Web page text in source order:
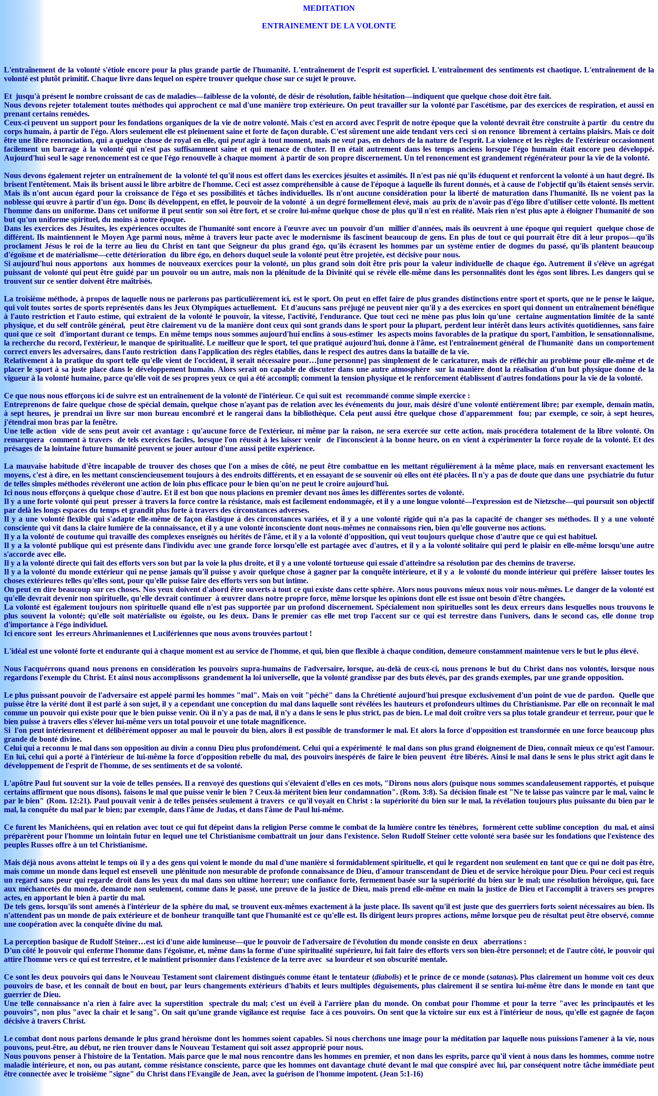
MEDITATION
ENTRAINEMENT DE LA VOLONTE
L'entraînement de la volonté s'étiole encore pour la plus grande partie de l'humanité. L'entraînement de l'esprit est superficiel. L'entraînement des sentiments est chaotique. L'entraînement de la
volonté est plutôt primitif. Chaque livre dans lequel on espère trouver quelque chose sur ce sujet le prouve.
Et jusqu'à présent le nombre croissant de cas de maladies—faiblesse de la volonté, de désir de résolution, faible hésitation—indiquent que quelque chose doit être fait.
Nous devons rejeter totalement toutes méthodes qui approchent ce mal d'une manière trop extérieure. On peut travailler sur la volonté par l'ascétisme, par des exercices de respiration, et aussi en
prenant certains remèdes.
Ceux-ci peuvent un support pour les fondations organiques de la vie de notre volonté. Mais c'est en accord avec l'esprit de notre époque que la volonté devrait être construite à partir du centre du
corps humain, à partir de l'égo. Alors seulement elle est pleinement saine et forte de façon durable. C'est sûrement une aide tendant vers ceci si on renonce librement à certains plaisirs. Mais ce doit
être une libre renonciation, qui a quelque chose de royal en elle, qui peutagir à tout moment, mais neveutpas, en dehors de la nature de l'esprit. La violence et les règles de l'extérieur occasionnent
facilement un barrage à la volonté qui n'est pas suffisamment saine et qui menace de chuter. Il en était autrement dans les temps anciens lorsque l'égo humain était encore peu développé.
Aujourd'hui seul le sage renoncement est ce que l'égo renouvelle à chaque moment à partir de son propre discernement. Un tel renoncement est grandement régénérateur pour la vie de la volonté.
Nous devons également rejeter un entraînement de la volonté tel qu'il nous est offert dans les exercices jésuites et assimilés. Il n'est pas nié qu'ils éduquent et renforcent la volonté à un haut degré. Ils
brisent l'entêtement. Mais ils brisent aussi le libre arbitre de l'homme. Ceci est assez compréhensible à cause de l'époque à laquelle ils furent donnés, et à cause de l'objectif qu'ils étaient sensés servir.
Mais ils n'ont aucun égard pour la croissance de l'égo et ses possibilités et tâches individuelles. Ils n'ont aucune considération pour la liberté de maturation dans l'humanité. Ils ne voient pas la
noblesse qui œuvre à partir d'un égo. Donc ils développent, en effet, le pouvoir de la volonté à un degré formellement élevé, mais au prix de n'avoir pas d'égo libre d'utiliser cette volonté. Ils mettent
l'homme dans un uniforme. Dans cet uniforme il peut sentir son soi être fort, et se croire lui-même quelque chose de plus qu'il n'est en réalité. Mais rien n'est plus apte à éloigner l'humanité de son
but qu'un uniforme spirituel, du moins à notre époque.
Dans les exercices des Jésuites, les expériences occultes de l'humanité sont encore à l'œuvre avec un pouvoir d'un millier d'années, mais ils oeuvrent à une époque qui requiert quelque chose de
différent. Ils maintiennent le Moyen Age parmi nous, même à travers leur pacte avec le modernisme ils fascinent beaucoup de gens. En plus de tout ce qui pourrait être dit à leur propos—qu'ils
proclament Jésus le roi de la terre au lieu du Christ en tant que Seigneur du plus grand égo, qu'ils écrasent les hommes par un système entier de dogmes du passé, qu'ils plantent beaucoup
d'égoïsme et de matérialisme—cette détérioration du libre égo, en dehors duquel seule la volonté peut être projetée, est décisive pour nous.
Si aujourd'hui nous apportons aux hommes de nouveaux exercices pour la volonté, un plus grand soin doit être pris pour la valeur individuelle de chaque égo. Autrement il s'élève un agrégat
puissant de volonté qui peut être guidé par un pouvoir ou un autre, mais non la plénitude de la Divinité qui se révèle elle-même dans les personnalités dont les égos sont libres. Les dangers qui se
trouvent sur ce sentier doivent être maîtrisés.
La troisième méthode, à propos de laquelle nous ne parlerons pas particulièrement ici, est le sport. On peut en effet faire de plus grandes distinctions entre sport et sports, que ne le pense le laïque,
qui voit toutes sortes de sports représentés dans les Jeux Olympiques actuellement. Et d'aucuns sans préjugé ne peuvent nier qu'il y a des exercices en sport qui donnent un entraînement bénéfique
à l'auto restriction et l'auto estime, qui extraient de la volonté le pouvoir, la vitesse, l'activité, l'endurance. Que tout ceci ne mène pas plus loin qu'une certaine augmentation limitée de la santé
physique, et du self contrôle général, peut être clairement vu de la manière dont ceux qui sont grands dans le sport pour la plupart, perdent leur intérêt dans leurs activités quotidiennes, sans faire
quoi que ce soit d'important durant ce temps. En même temps nous sommes aujourd'hui enclins à sous-estimer les aspects moins favorables de la pratique du sport, l'ambition, le sensationnalisme,
la recherche du record, l'extérieur, le manque de spiritualité. Le meilleur que le sport, tel que pratiqué aujourd'hui, donne à l'âme, est l'entraînement général de l'humanité dans un comportement
correct envers les adversaires, dans l'auto restriction dans l'application des règles établies, dans le respect des autres dans la bataille de la vie.
Relativement à la pratique du sport telle qu'elle vient de l'occident, il serait nécessaire pour…[une personne] pas simplement de le caricaturer, mais de réfléchir au problème pour elle-même et de
placer le sport à sa juste place dans le développement humain. Alors serait on capable de discuter dans une autre atmosphère sur la manière dont la réalisation d'un but physique donne de la
vigueur à la volonté humaine, parce qu'elle voit de ses propres yeux ce qui a été accompli; comment la tension physique et le renforcement établissent d'autres fondations pour la vie de la volonté.
Ce que nous nous efforçons ici de suivre est un entraînement de la volonté de l'intérieur. Ce qui suit est recommandé comme simple exercice :
Entreprenons de faire quelque chose de spécial demain, quelque chose n'ayant pas de relation avec les événements du jour, mais désiré d'une volonté entièrement libre; par exemple, demain matin,
à sept heures, je prendrai un livre sur mon bureau encombré et le rangerai dans la bibliothèque. Cela peut aussi être quelque chose d'apparemment fou; par exemple, ce soir, à sept heures,
j'étendrai mon bras par la fenêtre.
Une telle action vide de sens peut avoir cet avantage : qu'aucune force de l'extérieur, ni même par la raison, ne sera exercée sur cette action, mais procédera totalement de la libre volonté. On
remarquera comment à travers de tels exercices faciles, lorsque l'on réussit à les laisser venir de l'inconscient à la bonne heure, on en vient à expérimenter la force royale de la volonté. Et des
présages de la lointaine future humanité peuvent se jouer autour d'une aussi petite expérience.
La mauvaise habitude d'être incapable de trouver des choses que l'on a mises de côté, ne peut être combattue en les mettant régulièrement à la même place, mais en renversant exactement les
moyens, c'est à dire, en les mettant consciencieusement toujours à des endroits différents, et en essayant de se souvenir où elles ont été placées. Il n'y a pas de doute que dans une psychiatrie du futur
de telles simples méthodes révéleront une action de loin plus efficace pour le bien qu'on ne peut le croire aujourd'hui.
Ici nous nous efforçons à quelque chose d'autre. Et il est bon que nous placions en premier devant nos âmes les différentes sortes de volonté.
Il y a une forte volonté qui peut presser à travers la force contre la résistance, mais est facilement endommagée, et il y a une longue volonté—l'expression est de Nietzsche—qui poursuit son objectif
par delà les longs espaces du temps et grandit plus forte à travers des circonstances adverses.
Il y a une volonté flexible qui s'adapte elle-même de façon élastique à des circonstances variées, et il y a une volonté rigide qui n'a pas la capacité de changer ses méthodes. Il y a une volonté
consciente qui vit dans la claire lumière de la connaissance, et il y a une volonté inconsciente dont nous-mêmes ne connaissons rien, bien qu'elle gouverne nos actions.
Il y a la volonté de coutume qui travaille des complexes enseignés ou hérités de l'âme, et il y a la volonté d'opposition, qui veut toujours quelque chose d'autre que ce qui est habituel.
Il y a la volonté publique qui est présente dans l'individu avec une grande force lorsqu'elle est partagée avec d'autres, et il y a la volonté solitaire qui perd le plaisir en elle-même lorsqu'une autre
s'accorde avec elle.
Il y a la volonté directe qui fait des efforts vers son but par la voie la plus droite, et il y a une volonté tortueuse qui essaie d'atteindre sa résolution par des chemins de traverse.
Il y a la volonté du monde extérieur qui ne pense jamais qu'il puisse y avoir quelque chose à gagner par la conquête intérieure, et il y a le volonté du monde intérieur qui préfère laisser toutes les
choses extérieures telles qu'elles sont, pour qu'elle puisse faire des efforts vers son but intime.
On peut en dire beaucoup sur ces choses. Nos yeux doivent d'abord être ouverts à tout ce qui existe dans cette sphère. Alors nous pouvons mieux nous voir nous-mêmes. Le danger de la volonté est
qu'elle devrait devenir non spirituelle, qu'elle devrait continuer à œuvrer dans notre propre force, même lorsque les opinions dont elle est issue ont besoin d'être changées.
La volonté est également toujours non spirituelle quand elle n'est pas supportée par un profond discernement. Spécialement non spirituelles sont les deux erreurs dans lesquelles nous trouvons le
plus souvent la volonté; qu'elle soit matérialiste ou égoïste, ou les deux. Dans le premier cas elle met trop l'accent sur ce qui est terrestre dans l'univers, dans le second cas, elle donne trop
d'importance à l'égo individuel.
Ici encore sont les erreurs Ahrimaniennes et Lucifériennes que nous avons trouvées partout !
L'idéal est une volonté forte et endurante qui à chaque moment est au service de l'homme, et qui, bien que flexible à chaque condition, demeure constamment maintenue vers le but le plus élevé.
Nous l'acquérrons quand nous prenons en considération les pouvoirs supra-humains de l'adversaire, lorsque, au-delà de ceux-ci, nous prenons le but du Christ dans nos volontés, lorsque nous
regardons l'exemple du Christ. Et ainsi nous accomplissons grandement la loi universelle, que la volonté grandisse par des buts élevés, par des grands exemples, par une grande opposition.
Le plus puissant pouvoir de l'adversaire est appelé parmi les hommes "mal". Mais on voit "péché" dans la Chrétienté aujourd'hui presque exclusivement d'un point de vue de pardon. Quelle que
puisse être la vérité dont il est parlé à son sujet, il y a cependant une conception du mal dans laquelle sont révélées les hauteurs et profondeurs ultimes du Christianisme. Par elle on reconnaît le mal
comme un pouvoir qui existe pour que le bien puisse venir. Où il n'y a pas de mal, il n'y a dans le sens le plus strict, pas de bien. Le mal doit croître vers sa plus totale grandeur et terreur, pour que le
bien puisse à travers elles s'élever lui-même vers un total pouvoir et une totale magnificence.
Si l'on peut intérieurement et délibérément opposer au mal le pouvoir du bien, alors il est possible de transformer le mal. Et alors la force d'opposition est transformée en une force beaucoup plus
grande de bonté divine.
Celui qui a reconnu le mal dans son opposition au divin a connu Dieu plus profondément. Celui qui a expérimenté le mal dans son plus grand éloignement de Dieu, connaît mieux ce qu'est l'amour.
En lui, celui qui a porté à l'intérieur de lui-même la force d'opposition rebelle du mal, des pouvoirs inespérés de faire le bien peuvent être libérés. Ainsi le mal dans le sens le plus strict agit dans le
développement de l'esprit de l'homme, de ses sentiments et de sa volonté.
L'apôtre Paul fut souvent sur la voie de telles pensées. Il a renvoyé des questions qui s'élevaient d'elles en ces mots, "Dirons nous alors (puisque nous sommes scandaleusement rapportés, et puisque
certains affirment que nous disons), faisons le mal que puisse venir le bien ? Ceux-là méritent bien leur condamnation". (Rom. 3:8). Sa décision finale est "Ne te laisse pas vaincre par le mal, vainc le
par le bien" (Rom. 12:21). Paul pouvait venir à de telles pensées seulement à travers ce qu'il voyait en Christ : la supériorité du bien sur le mal, la révélation toujours plus puissante du bien par le
mal, la conquête du mal par le bien; par exemple, dans l'âme de Judas, et dans l'âme de Paul lui-même.
Ce furent les Manichéens, qui en relation avec tout ce qui fut dépeint dans la religion Perse comme le combat de la lumière contre les ténèbres, formèrent cette sublime conception du mal, et ainsi
préparèrent pour l'homme un lointain futur en lequel une tel Christianisme combattrait un jour dans l'existence. Selon Rudolf Steiner cette volonté sera basée sur les fondations que l'existence des
peuples Russes offre à un tel Christianisme.
Mais déjà nous avons atteint le temps où il y a des gens qui voient le monde du mal d'une manière si formidablement spirituelle, et qui le regardent non seulement en tant que ce qui ne doit pas être,
mais comme un monde dans lequel est enseveli une plénitude non mesurable de profonde connaissance de Dieu, d'amour transcendant de Dieu et de service héroïque pour Dieu. Pour ceci est requis
un regard sans peur qui regarde droit dans les yeux du mal dans son ultime horreur; une confiance forte, fermement basée sur la supériorité du bien sur le mal; une résolution héroïque, qui, face
aux méchancetés du monde, demande non seulement, comme dans le passé, une preuve de la justice de Dieu, mais prend elle-même en main la justice de Dieu et l'accomplit à travers ses propres
actes, en apportant le bien à partir du mal.
De tels gens, lorsqu'ils sont amenés à l'intérieur de la sphère du mal, se trouvent eux-mêmes exactement à la juste place. Ils savent qu'il est juste que des guerriers forts soient nécessaires au bien. Ils
n'attendent pas un monde de paix extérieure et de bonheur tranquille tant que l'humanité est ce qu'elle est. Ils dirigent leurs propres actions, même lorsque peu de résultat peut être observé, comme
une coopération avec la conquête divine du mal.
La perception basique de Rudolf Steiner…est ici d'une aide lumineuse—que le pouvoir de l'adversaire de l'évolution du monde consiste en deux aberrations :
D'un côté le pouvoir qui enferme l'homme dans l'égoïsme, et, même dans la forme d'une spiritualité supérieure, lui fait faire des efforts vers son bien-être personnel; et de l'autre côté, le pouvoir qui
attire l'homme vers ce qui est terrestre, et le maintient prisonnier dans l'existence de la terre avec sa lourdeur et son obscurité mentale.
Ce sont les deux pouvoirs qui dans le Nouveau Testament sont clairement distingués comme étant le tentateur (diabolis) et le prince de ce monde (satanas). Plus clairement un homme voit ces deux
pouvoirs de base, et les connaît de bout en bout, par leurs changements extérieurs d'habits et leurs multiples déguisements, plus clairement il se sentira lui-même être dans le monde en tant que
guerrier de Dieu.
Une telle connaissance n'a rien à faire avec la superstition spectrale du mal; c'est un éveil à l'arrière plan du monde. On combat pour l'homme et pour la terre "avec les principautés et les
pouvoirs", non plus "avec la chair et le sang". On sait qu'une grande vigilance est requise face à ces pouvoirs. On sent que la victoire sur eux est à l'intérieur de nous, qu'elle est gagnée de façon
décisive à travers Christ.
Le combat dont nous parlons demande le plus grand héroïsme dont les hommes soient capables. Si nous cherchons une image pour la méditation par laquelle nous puissions l'amener à la vie, nous
pouvons, peut-être, au début, ne rien trouver dans le Nouveau Testament qui soit assez approprié pour nous.
Nous pouvons penser à l'histoire de la Tentation. Mais parce que le mal nous rencontre dans les hommes en premier, et non dans les esprits, parce qu'il vient à nous dans les hommes, comme notre
maladie intérieure, et non, ou pas autant, comme résistance consciente, parce que les hommes ont davantage chuté devant le mal que conspiré avec lui, par conséquent notre tâche immédiate peut
être connectée avec le troisième "signe" du Christ dans l'Evangile de Jean, avec la guérison de l'homme impotent. (Jean 5:1-16)